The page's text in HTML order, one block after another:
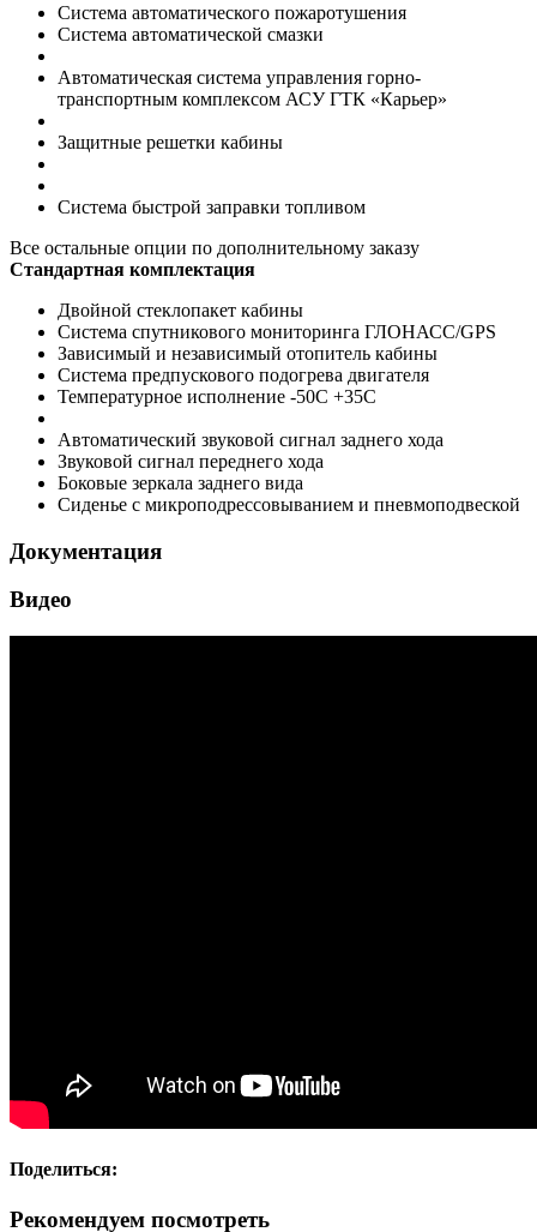
Система автоматического пожаротушения
Система автоматической смазки
Автоматическая система управления горно-
транспортным комплексом АСУ ГТК «Карьер»
Защитные решетки кабины
Система быстрой заправки топливом
Все остальные опции по дополнительному заказу
Стандартная комплектация
Двойной стеклопакет кабины
Система спутникового мониторинга ГЛОНАСС/GPS
Зависимый и независимый отопитель кабины
Система предпускового подогрева двигателя
Температурное исполнение -50С +35С
Автоматический звуковой сигнал заднего хода
Звуковой сигнал переднего хода
Боковые зеркала заднего вида
Сиденье с микроподрессовыванием и пневмоподвеской
Документация
Видео
Поделиться:
Рекомендуем посмотреть